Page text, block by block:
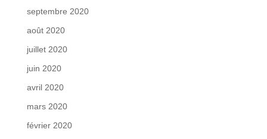
septembre 2020
août 2020
juillet 2020
juin 2020
avril 2020
mars 2020
février 2020